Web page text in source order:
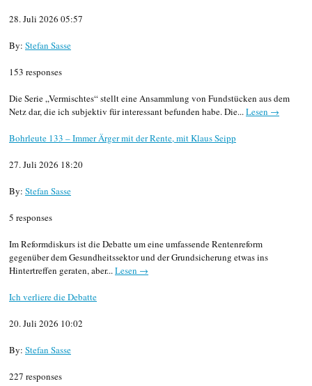
28. Juli 2026 05:57
By: Stefan Sasse
153 responses
Die Serie „Vermischtes“ stellt eine Ansammlung von Fundstücken aus dem
Netz dar, die ich subjektiv für interessant befunden habe. Die...Lesen →
Bohrleute 133 – Immer Ärger mit der Rente, mit Klaus Seipp
27. Juli 2026 18:20
By: Stefan Sasse
5 responses
Im Reformdiskurs ist die Debatte um eine umfassende Rentenreform
gegenüber dem Gesundheitssektor und der Grundsicherung etwas ins
Hintertreffen geraten, aber...Lesen →
Ich verliere die Debatte
20. Juli 2026 10:02
By: Stefan Sasse
227 responses